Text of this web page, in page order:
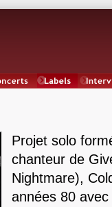
Projet solo
chanteur de
Nightmare),
années 80